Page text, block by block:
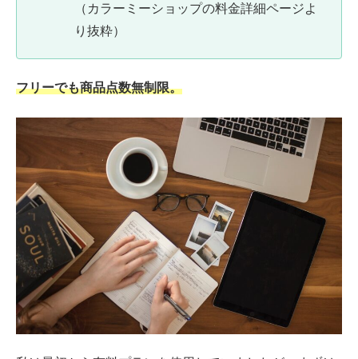
（カラーミーショップの料金詳細ページよ
り抜粋）
フリーでも商品点数無制限。